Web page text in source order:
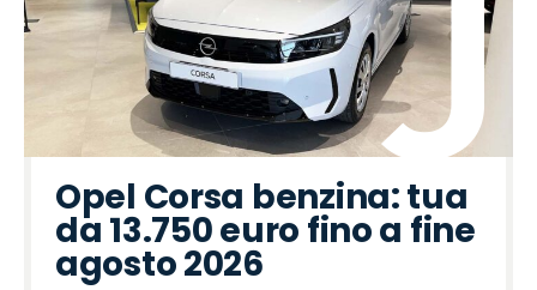
Opel Corsa benzina: tua
da 13.750 euro fino a fine
agosto 2026